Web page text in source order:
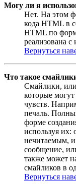
Могу ли я
Нет. На этом
кода HTML в
HTML по
реализована
Вернуться
Что такое
Смайлики,
которые
чувств.
печаль.
форме
используя их:
нечитаемым, и
сообщение,
также может
смайликов в
Вернуться